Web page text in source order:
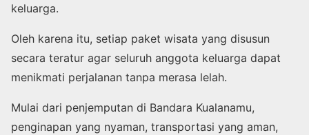
keluarga.
Oleh karena itu, setiap paket wisata yang disusun
secara teratur agar seluruh anggota keluarga dapat
menikmati perjalanan tanpa merasa lelah.
Mulai dari penjemputan di Bandara Kualanamu,
penginapan yang nyaman, transportasi yang aman,